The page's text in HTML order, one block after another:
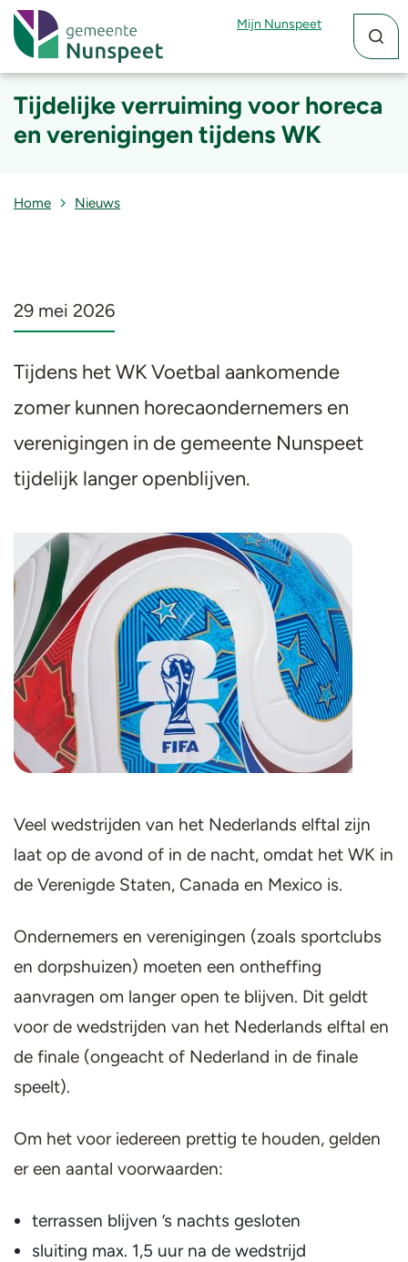
Mijn Nunspeet
Tijdelijke verruiming voor horeca
en verenigingen tijdens WK
Home Nieuws
29 mei 2026
Tijdens het WK Voetbal aankomende
zomer kunnen horecaondernemers en
verenigingen in de gemeente Nunspeet
tijdelijk langer openblijven.
Veel wedstrijden van het Nederlands elftal zijn
laat op de avond of in de nacht, omdat het WK in
de Verenigde Staten, Canada en Mexico is.
Ondernemers en verenigingen (zoals sportclubs
en dorpshuizen) moeten een ontheffing
aanvragen om langer open te blijven. Dit geldt
voor de wedstrijden van het Nederlands elftal en
de finale (ongeacht of Nederland in de finale
speelt).
Om het voor iedereen prettig te houden, gelden
er een aantal voorwaarden:
terrassen blijven ’s nachts gesloten
sluiting max. 1,5 uur na de wedstrijd